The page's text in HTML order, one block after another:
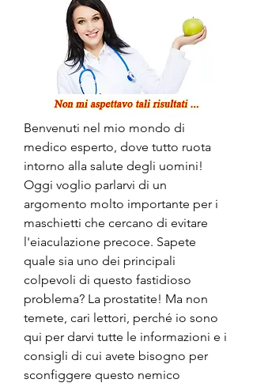
Benvenuti nel mio mondo di
medico esperto, dove tutto ruota
intorno alla salute degli uomini!
Oggi voglio parlarvi di un
argomento molto importante per i
maschietti che cercano di evitare
l'eiaculazione precoce. Sapete
quale sia uno dei principali
colpevoli di questo fastidioso
problema? La prostatite! Ma non
temete, cari lettori, perché io sono
qui per darvi tutte le informazioni e i
consigli di cui avete bisogno per
sconfiggere questo nemico